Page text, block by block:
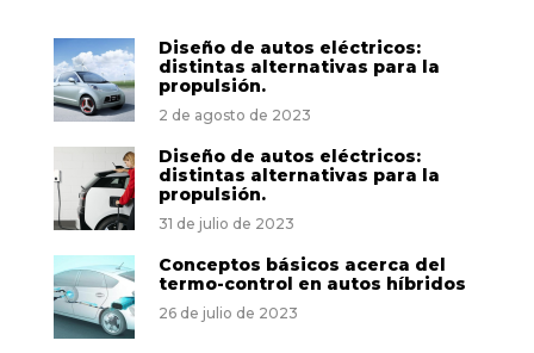
Diseño de autos eléctricos:
distintas alternativas para la
propulsión.
2 de agosto de 2023
Diseño de autos eléctricos:
distintas alternativas para la
propulsión.
31 de julio de 2023
Conceptos básicos acerca del
termo-control en autos híbridos
26 de julio de 2023